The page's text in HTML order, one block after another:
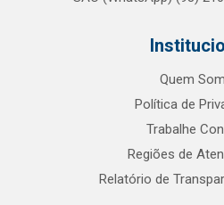
Quem
Política de
Trabalhe
Regiões de
Relatório de